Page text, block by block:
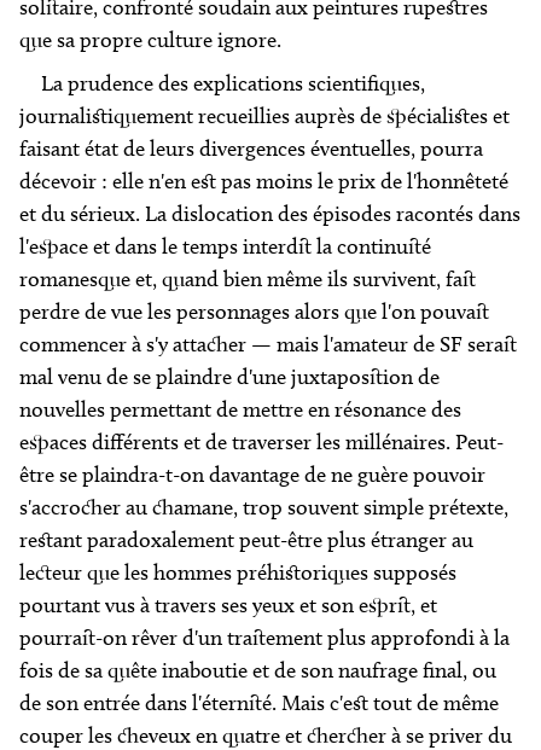
solitaire, confronté soudain aux peintures rupestres
que sa propre culture ignore.
La prudence des explications scientifiques,
journalistiquement recueillies auprès de spécialistes et
faisant état de leurs divergences éventuelles, pourra
décevoir : elle n'en est pas moins le prix de l'honnêteté
et du sérieux. La dislocation des épisodes racontés dans
l'espace et dans le temps interdit la continuité
romanesque et, quand bien même ils survivent, fait
perdre de vue les personnages alors que l'on pouvait
commencer à s'y attacher — mais l'amateur de SF serait
mal venu de se plaindre d'une juxtaposition de
nouvelles permettant de mettre en résonance des
espaces différents et de traverser les millénaires. Peut-
être se plaindra-t-on davantage de ne guère pouvoir
s'accrocher au chamane, trop souvent simple prétexte,
restant paradoxalement peut-être plus étranger au
lecteur que les hommes préhistoriques supposés
pourtant vus à travers ses yeux et son esprit, et
pourrait-on rêver d'un traitement plus approfondi à la
fois de sa quête inaboutie et de son naufrage final, ou
de son entrée dans l'éternité. Mais c'est tout de même
couper les cheveux en quatre et chercher à se priver du